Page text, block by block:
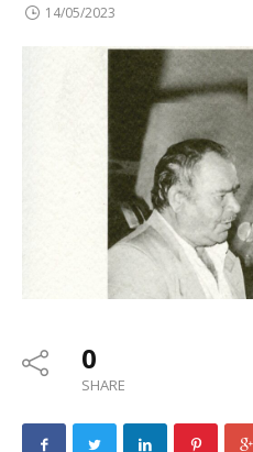
14/05/2023
0
SHARE